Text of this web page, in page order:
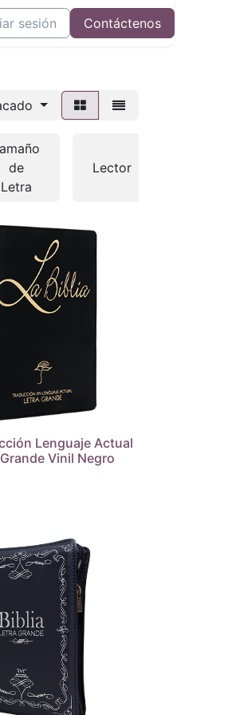
sesión Contáctenos
de
Letra
Lector
Lenguaje Actual
Vinil Negro